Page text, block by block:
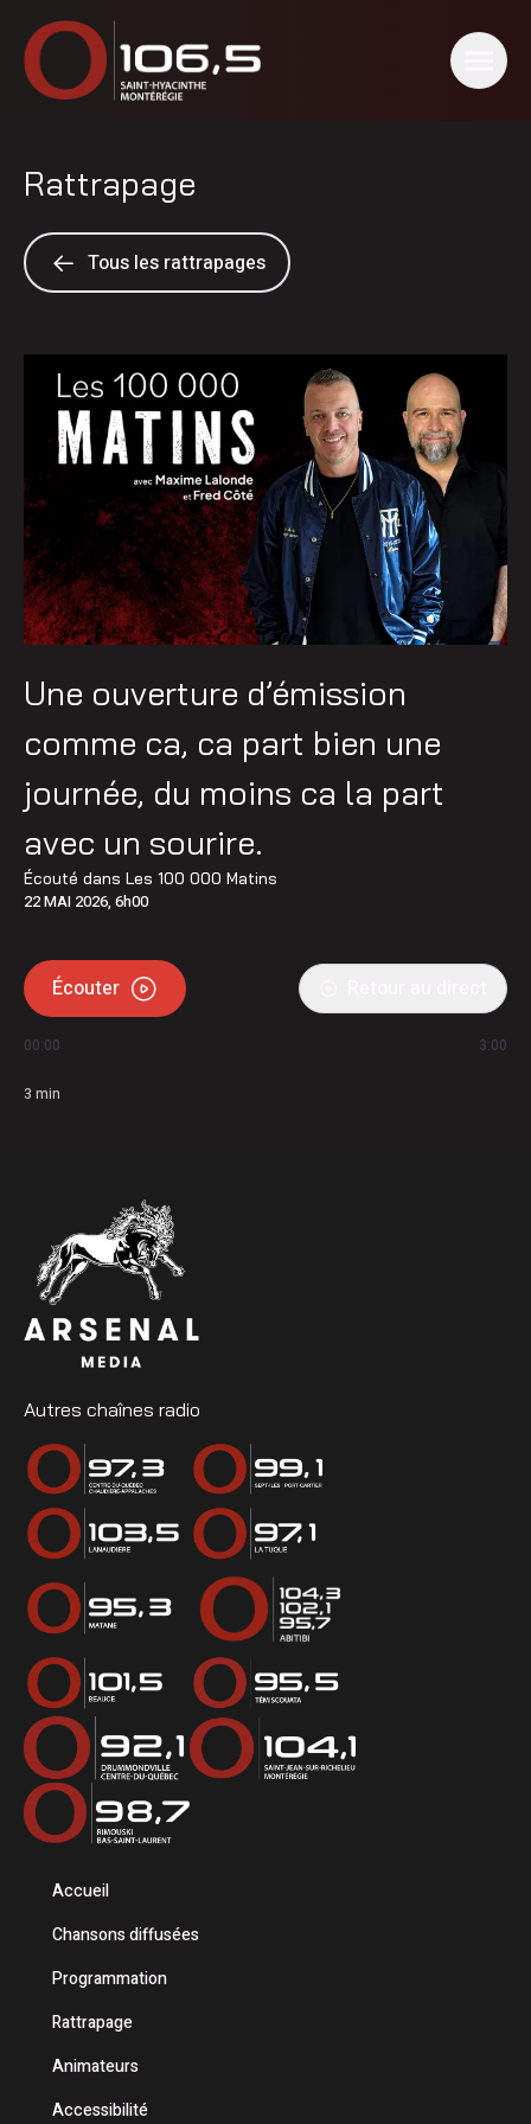
Rattrapage
Tous les rattrapages
Une ouverture d’émission
comme ca, ca part bien une
journée, du moins ca la part
avec un sourire.
Écouté dans Les 100 000 Matins
22 MAI 2026, 6h00
Écouter
00:00 3:00
3 min
Autres chaînes radio
Accueil
Chansons diffusées
Programmation
Rattrapage
Animateurs
Accessibilité